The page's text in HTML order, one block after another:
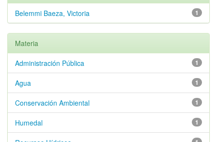
1
Belemmi Baeza, Victoria
Materia
1
Administración Pública
1
Agua
1
Conservación Ambiental
1
Humedal